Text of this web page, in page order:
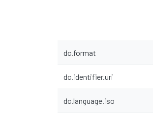
dc.format
dc.identifier.uri
dc.language.iso